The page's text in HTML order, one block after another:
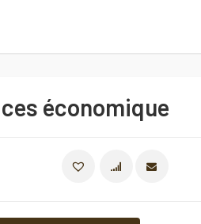
économique
Le
COMPARER